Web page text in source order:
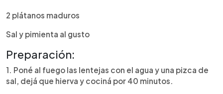
2 plátanos maduros
Sal y pimienta al gusto
Preparación:
1. Poné al fuego las lentejas con el agua y una pizca de
sal, dejá que hierva y cociná por 40 minutos.